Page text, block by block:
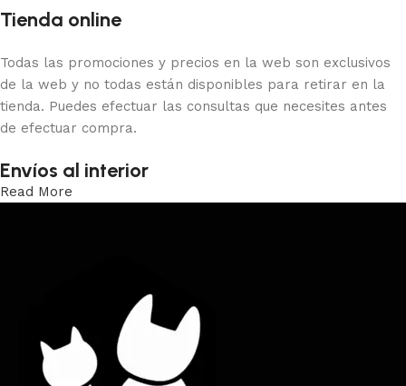
Tienda online
Todas las promociones y precios en la web son exclusivos
de la web y no todas están disponibles para retirar en la
tienda. Puedes efectuar las consultas que necesites antes
de efectuar compra.
Envíos al interior
Read More